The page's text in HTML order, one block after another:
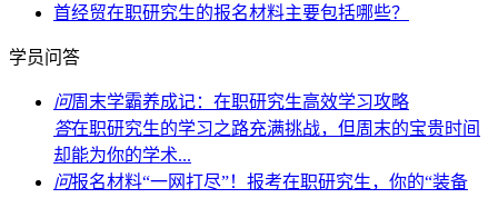
首经贸在职研究生的报名材料主要包括哪些？
学员问答
问周末学霸养成记：在职研究生高效学习攻略
答在职研究生的学习之路充满挑战，但周末的宝贵时间
却能为你的学术...
问报名材料“一网打尽”！报考在职研究生，你的“装备